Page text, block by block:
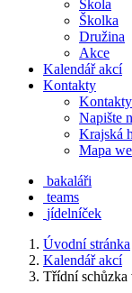
Škola
Školka
Družina
Akce
Kalendář akcí
Kontakty
Napište
Krajská
Mapa
bakaláři
teams
jídelníček
Úvodní stránka
Kalendář akcí
Třídní schůzka